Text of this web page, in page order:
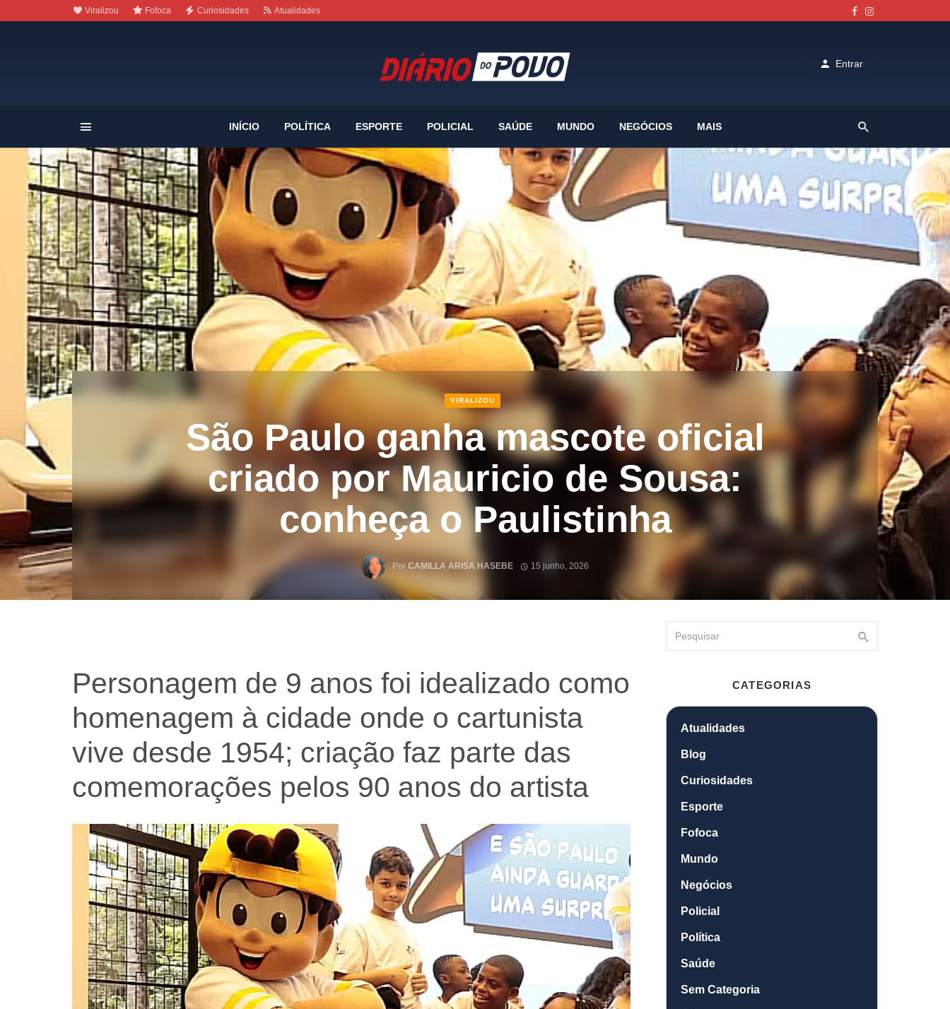
Viralizou Fofoca Curiosidades Atualidades
Entrar
INÍCIO POLÍTICA ESPORTE POLICIAL SAÚDE MUNDO NEGÓCIOS MAIS
VIRALIZOU
São Paulo ganha mascote oficial
criado por Mauricio de Sousa:
conheça o Paulistinha
Por CAMILLA ARISA HASEBE 15 junho, 2026
Personagem de 9 anos foi idealizado como
homenagem à cidade onde o cartunista
vive desde 1954; criação faz parte das
comemorações pelos 90 anos do artista
CATEGORIAS
Atualidades
Blog
Curiosidades
Esporte
Fofoca
Mundo
Negócios
Policial
Política
Saúde
Sem Categoria